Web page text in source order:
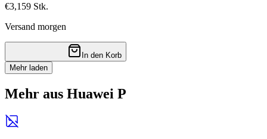
€3,159 Stk.
Versand morgen
In den Korb
Mehr laden
Mehr aus Huawei P